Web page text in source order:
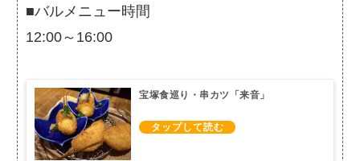
■バルメニュー時間
12:00～16:00
宝塚食巡り・串カツ「来音」